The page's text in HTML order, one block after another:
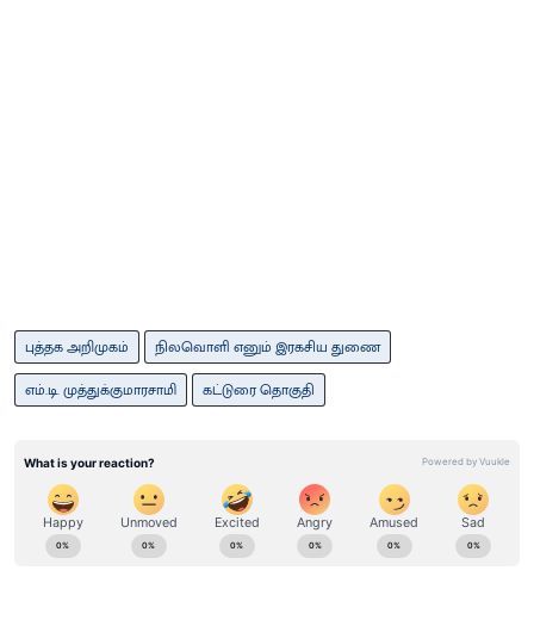
புத்தக அறிமுகம்
நிலவொளி எனும் இரகசிய துணை
எம்.டி. முத்துக்குமாரசாமி
கட்டுரை தொகுதி